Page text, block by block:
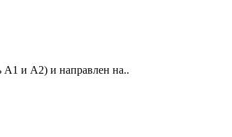
А1 и А2) и направлен на..